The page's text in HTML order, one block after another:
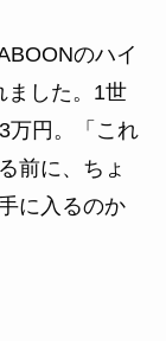
のハイ
ました。1世
万円。「これ
前に、ちょ
に入るのか